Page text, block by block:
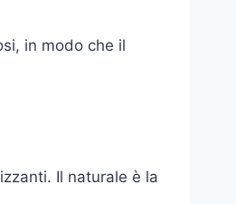
in modo che il
Il naturale è la